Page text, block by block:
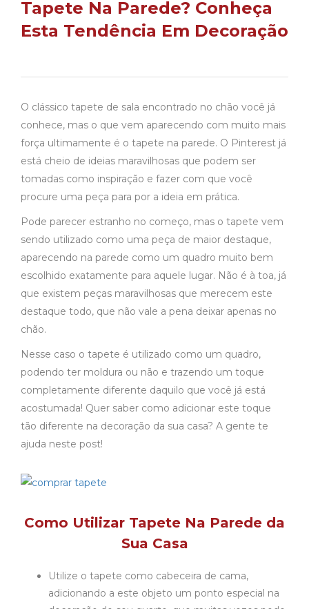
Tapete Na Parede? Conheça
Esta Tendência Em Decoração
O clássico tapete de sala encontrado no chão você já
conhece, mas o que vem aparecendo com muito mais
força ultimamente é o tapete na parede. O Pinterest já
está cheio de ideias maravilhosas que podem ser
tomadas como inspiração e fazer com que você
procure uma peça para por a ideia em prática.
Pode parecer estranho no começo, mas o tapete vem
sendo utilizado como uma peça de maior destaque,
aparecendo na parede como um quadro muito bem
escolhido exatamente para aquele lugar. Não é à toa, já
que existem peças maravilhosas que merecem este
destaque todo, que não vale a pena deixar apenas no
chão.
Nesse caso o tapete é utilizado como um quadro,
podendo ter moldura ou não e trazendo um toque
completamente diferente daquilo que você já está
acostumada! Quer saber como adicionar este toque
tão diferente na decoração da sua casa? A gente te
ajuda neste post!
Como Utilizar Tapete Na Parede da
Sua Casa
Utilize o tapete como cabeceira de cama,
adicionando a este objeto um ponto especial na